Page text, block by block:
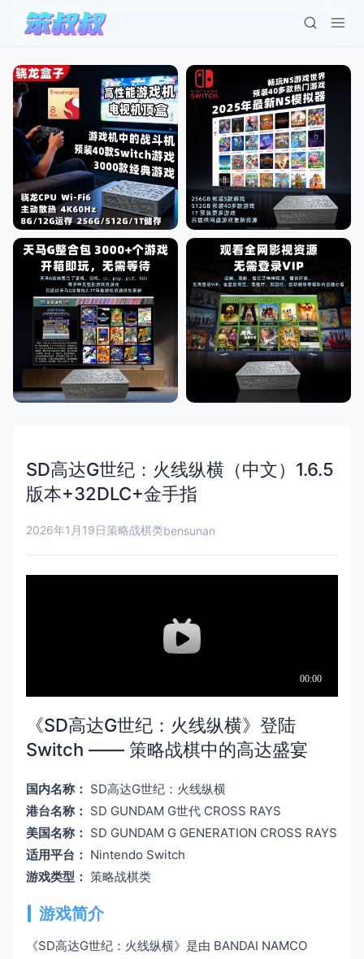
SD高达G世纪：火线纵横（中文）1.6.5
版本+32DLC+金手指
2026年1月19日策略战棋类bensunan
《SD高达G世纪：火线纵横》登陆
Switch —— 策略战棋中的高达盛宴
国内名称： SD高达G世纪：火线纵横
港台名称： SD GUNDAM G世代 CROSS RAYS
美国名称： SD GUNDAM G GENERATION CROSS RAYS
适用平台： Nintendo Switch
游戏类型： 策略战棋类
游戏简介
《SD高达G世纪：火线纵横》是由 BANDAI NAMCO